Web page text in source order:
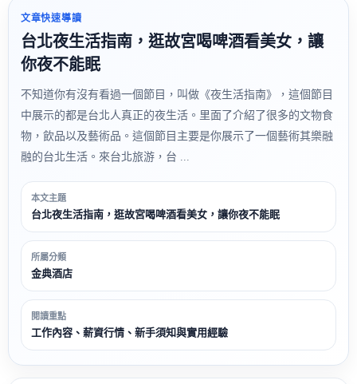
文章快速導讀
台北夜生活指南，逛故宮喝啤酒看美女，讓
你夜不能眠
不知道你有沒有看過一個節目，叫做《夜生活指南》，這個節目
中展示的都是台北人真正的夜生活。里面了介紹了很多的文物食
物，飲品以及藝術品。這個節目主要是你展示了一個藝術其樂融
融的台北生活。來台北旅游，台 ...
本文主題
台北夜生活指南，逛故宮喝啤酒看美女，讓你夜不能眠
所屬分類
金典酒店
閱讀重點
工作內容、薪資行情、新手須知與實用經驗